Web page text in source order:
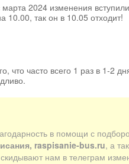
2024 изменения
10.00, так он в 10.05 отходит!
что часто всего 1 раз в 1-2
в помощи с
raspisanie-bus.ru, а
скидывают нам в телеграм